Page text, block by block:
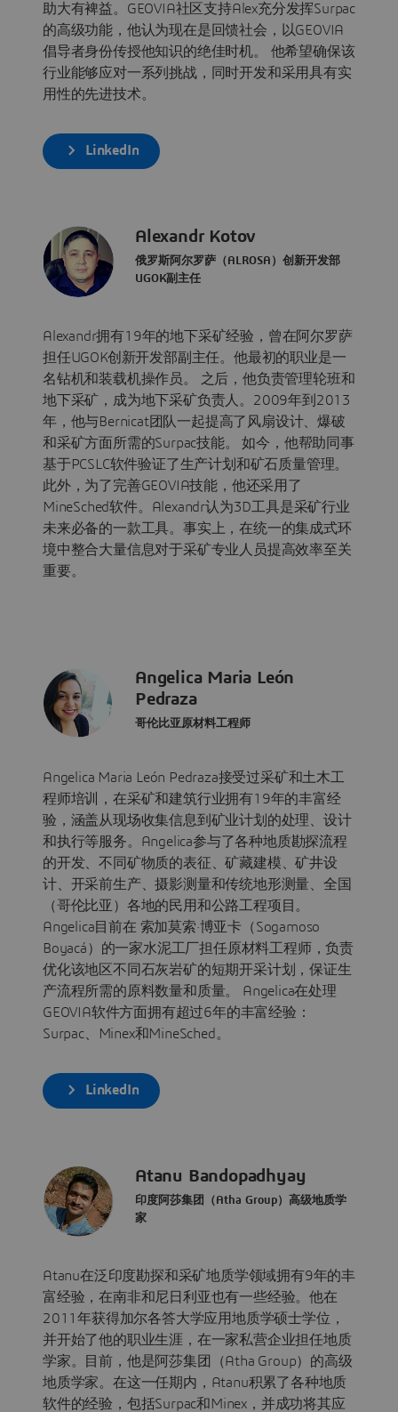
助大有裨益。GEOVIA社区支持Alex充分发挥Surpac
的高级功能，他认为现在是回馈社会，以GEOVIA
倡导者身份传授他知识的绝佳时机。 他希望确保该
行业能够应对一系列挑战，同时开发和采用具有实
用性的先进技术。
LinkedIn
Alexandr Kotov
俄罗斯阿尔罗萨（ALROSA）创新开发部
UGOK副主任
Alexandr拥有19年的地下采矿经验，曾在阿尔罗萨
担任UGOK创新开发部副主任。他最初的职业是一
名钻机和装载机操作员。 之后，他负责管理轮班和
地下采矿，成为地下采矿负责人。2009年到2013
年，他与Bernicat团队一起提高了风扇设计、爆破
和采矿方面所需的Surpac技能。 如今，他帮助同事
基于PCSLC软件验证了生产计划和矿石质量管理。
此外，为了完善GEOVIA技能，他还采用了
MineSched软件。Alexandr认为3D工具是采矿行业
未来必备的一款工具。事实上，在统一的集成式环
境中整合大量信息对于采矿专业人员提高效率至关
重要。
Angelica Maria León
Pedraza
哥伦比亚原材料工程师
Angelica Maria León Pedraza接受过采矿和土木工
程师培训，在采矿和建筑行业拥有19年的丰富经
验，涵盖从现场收集信息到矿业计划的处理、设计
和执行等服务。Angelica参与了各种地质勘探流程
的开发、不同矿物质的表征、矿藏建模、矿井设
计、开采前生产、摄影测量和传统地形测量、全国
（哥伦比亚）各地的民用和公路工程项目。
Angelica目前在 索加莫索·博亚卡（Sogamoso
Boyacá）的一家水泥工厂担任原材料工程师，负责
优化该地区不同石灰岩矿的短期开采计划，保证生
产流程所需的原料数量和质量。 Angelica在处理
GEOVIA软件方面拥有超过6年的丰富经验：
Surpac、Minex和MineSched。
LinkedIn
Atanu Bandopadhyay
印度阿莎集团（Atha Group）高级地质学
家
Atanu在泛印度勘探和采矿地质学领域拥有9年的丰
富经验，在南非和尼日利亚也有一些经验。他在
2011年获得加尔各答大学应用地质学硕士学位，
并开始了他的职业生涯，在一家私营企业担任地质
学家。目前，他是阿莎集团（Atha Group）的高级
地质学家。在这一任期内，Atanu积累了各种地质
软件的经验，包括Surpac和Minex，并成功将其应